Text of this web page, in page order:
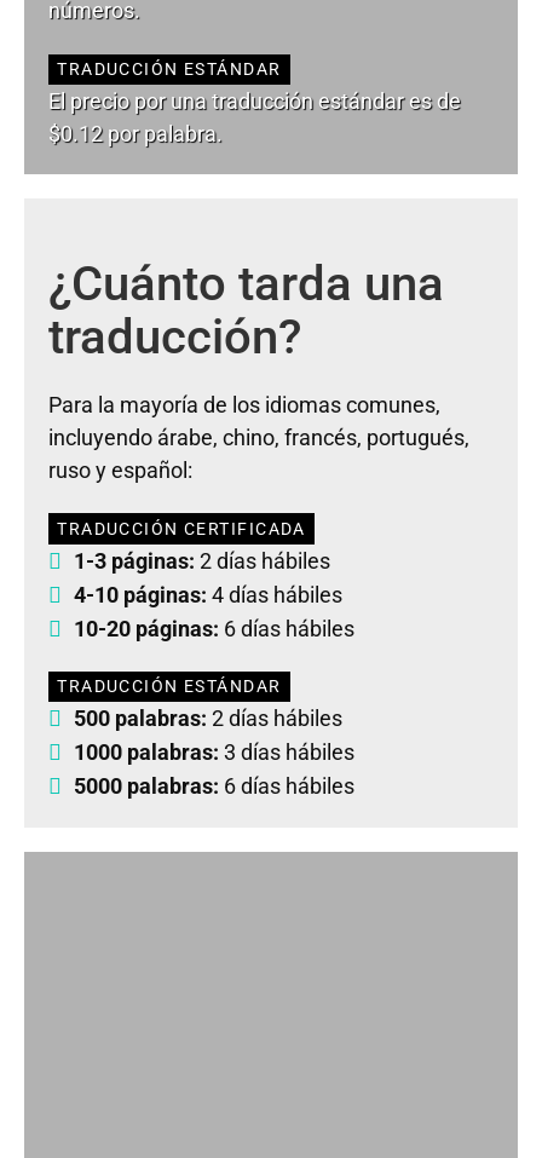
números.
TRADUCCIÓN ESTÁNDAR
El precio por una traducción estándar es de
$0.12 por palabra.
¿Cuánto tarda una
traducción?
Para la mayoría de los idiomas comunes,
incluyendo árabe, chino, francés, portugués,
ruso y español:
TRADUCCIÓN CERTIFICADA
1-3 páginas: 2 días hábiles
4-10 páginas: 4 días hábiles
10-20 páginas: 6 días hábiles
TRADUCCIÓN ESTÁNDAR
500 palabras: 2 días hábiles
1000 palabras: 3 días hábiles
5000 palabras: 6 días hábiles